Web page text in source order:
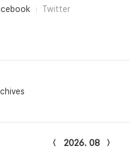
Twitter
2026. 08